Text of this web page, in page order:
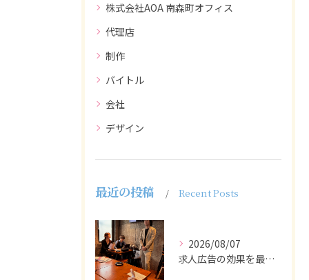
株式会社AOA 南森町オフィス
代理店
制作
バイトル
会社
デザイン
最近の投稿 Recent Posts
2026/08/07
求人広告の効果を最大化するために最も重要なのは、掲載タイミン...